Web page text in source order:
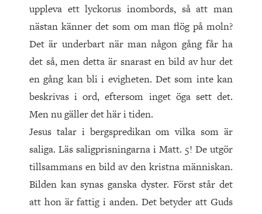
uppleva ett lyckorus inombords, så att man
nästan känner det som om man flög på moln?
Det är underbart när man någon gång får ha
det så, men detta är snarast en bild av hur det
en gång kan bli i evigheten. Det som inte kan
beskrivas i ord, eftersom inget öga sett det.
Men nu gäller det här i tiden.
Jesus talar i bergspredikan om vilka som är
saliga. Läs saligprisningarna i Matt. 5! De utgör
tillsammans en bild av den kristna människan.
Bilden kan synas ganska dyster. Först står det
att hon är fattig i anden. Det betyder att Guds